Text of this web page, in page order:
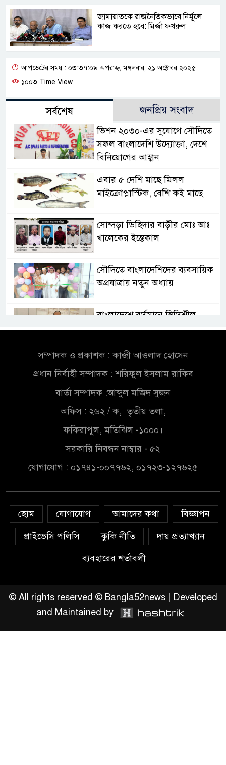
জামায়াতকে রাজনৈতিকভাবে নির্মূলে
কাজ করতে হবে: মির্জা ফখরুল
আপডেটের সময় : ০৩:৩৭:০৯ অপরাহ্ন, মঙ্গলবার, ২১ অক্টোবর ২০২৫
১০০৩ Time View
সর্বশেষ জনপ্রিয় সংবাদ
ভিশন ২০৩০-এর সুযোগে সৌদিতে
সফল বাংলাদেশি উদ্যোক্তা, দেশে
বিনিয়োগের আহ্বান
এবার ৫ দেশি মাছে মিলল
মাইক্রোপ্লাস্টিক, বেশি কই মাছে
সোন্দড়া ডিহিদার বাড়ীর মোঃ আঃ
খালেকের ইন্তেকাল
সৌদিতে বাংলাদেশিদের ব্যবসায়িক
অগ্রযাত্রায় নতুন অধ্যায়
বাংলাদেশে বর্তমানে স্থিতিশীল
সরকার,প্রবাসীদের বিনিয়োগের
সরকার,প্রবাসীদের বিনিয়োগের
এখনই উপযুক্ত সময়
চাঁদপুরে মাটির নিচে গাঁজার ড্রাম,
মাদক কারবারি আটক
সংশোধনের দাবিতে ফরিদগঞ্জে
অনলাইন জুয়ার অবৈধ লেনদেনে
জড়িয়ে পড়ছে স্থানীয় বিকাশ এজেন্ট;
ক্ষুব্ধ এলাকাবাসী।।
জিয়ানগরের বলেশ্বর নদীতে যৌথ
সম্পাদক ও প্রকাশক : কাজী আওলাদ হোসেন
প্রধান নির্বাহী সম্পাদক : শরিফুল ইসলাম রাকিব
বার্তা সম্পাদক :আব্দুল মজিদ সুজন
অফিস : ২৬২ / ক, তৃতীয় তলা,
ফকিরাপুল, মতিঝিল -১০০০।
সরকারি নিবন্ধন নাম্বার - ৫২
যোগাযোগ : ০১৭৪১-০০৭৭৬২, ০১৭২৩-১২৭৬২৫
হোম যোগাযোগ আমাদের কথা
বিজ্ঞাপন
প্রাইভেসি পলিসি
কুকি নীতি
দায় প্রত্যাখ্যান
ব্যবহারের শর্তাবলী
© All rights reserved © Bangla52news | Developed
and Maintained by